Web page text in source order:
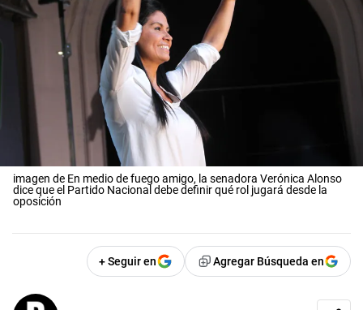
imagen de En medio de fuego amigo, la senadora Verónica Alonso
dice que el Partido Nacional debe definir qué rol jugará desde la
oposición
+ Seguir en Agregar Búsqueda en